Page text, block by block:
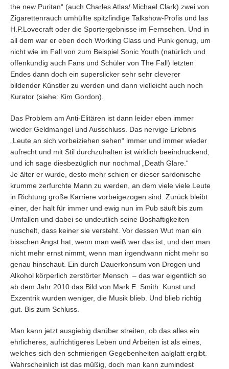
the new Puritan“ (auch Charles Atlas/ Michael Clark) zwei von
Zigarettenrauch umhüllte spitzfindige Talkshow-Profis und las
H.P.Lovecraft oder die Sportergebnisse im Fernsehen. Und in
all dem war er eben doch Working Class und Punk genug, um
nicht wie im Fall von zum Beispiel Sonic Youth (natürlich und
offenkundig auch Fans und Schüler von The Fall) letzten
Endes dann doch ein superslicker sehr sehr cleverer
bildender Künstler zu werden und dann vielleicht auch noch
Kurator (siehe: Kim Gordon).
Das Problem am Anti-Elitären ist dann leider eben immer
wieder Geldmangel und Ausschluss. Das nervige Erlebnis
„Leute an sich vorbeiziehen sehen“ immer und immer wieder
aufrecht und mit Stil durchzuhalten ist wirklich beeindruckend,
und ich sage diesbezüglich nur nochmal „Death Glare.“
Je älter er wurde, desto mehr schien er dieser sardonische
krumme zerfurchte Mann zu werden, an dem viele viele Leute
in Richtung große Karriere vorbeigezogen sind. Zurück bleibt
einer, der halt für immer und ewig nun im Pub säuft bis zum
Umfallen und dabei so undeutlich seine Boshaftigkeiten
nuschelt, dass keiner sie versteht. Vor dessen Wut man ein
bisschen Angst hat, wenn man weiß wer das ist, und den man
nicht mehr ernst nimmt, wenn man irgendwann nicht mehr so
genau hinschaut. Ein durch Dauerkonsum von Drogen und
Alkohol körperlich zerstörter Mensch – das war eigentlich so
ab dem Jahr 2010 das Bild von Mark E. Smith. Kunst und
Exzentrik wurden weniger, die Musik blieb. Und blieb richtig
gut. Bis zum Schluss.
Man kann jetzt ausgiebig darüber streiten, ob das alles ein
ehrlicheres, aufrichtigeres Leben und Arbeiten ist als eines,
welches sich den schmierigen Gegebenheiten aalglatt ergibt.
Wahrscheinlich ist das müßig, doch man kann zumindest